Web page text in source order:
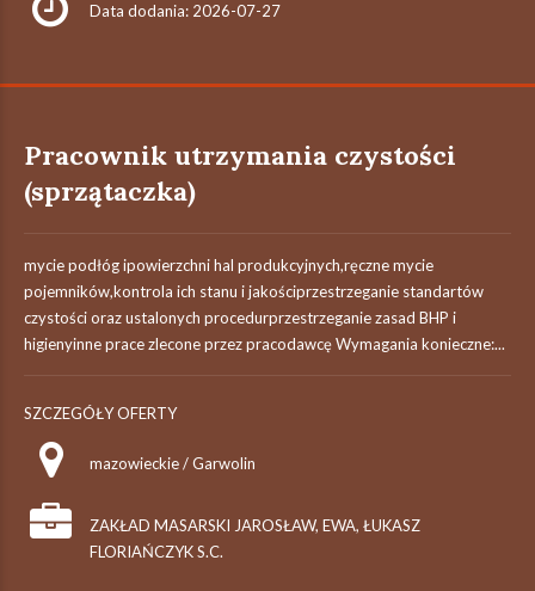
Data dodania: 2026-07-27
Pracownik utrzymania czystości
(sprzątaczka)
mycie podłóg ipowierzchni hal produkcyjnych,ręczne mycie
pojemników,kontrola ich stanu i jakościprzestrzeganie standartów
czystości oraz ustalonych procedurprzestrzeganie zasad BHP i
higienyinne prace zlecone przez pracodawcę Wymagania konieczne:...
SZCZEGÓŁY OFERTY
mazowieckie / Garwolin
ZAKŁAD MASARSKI JAROSŁAW, EWA, ŁUKASZ
FLORIAŃCZYK S.C.